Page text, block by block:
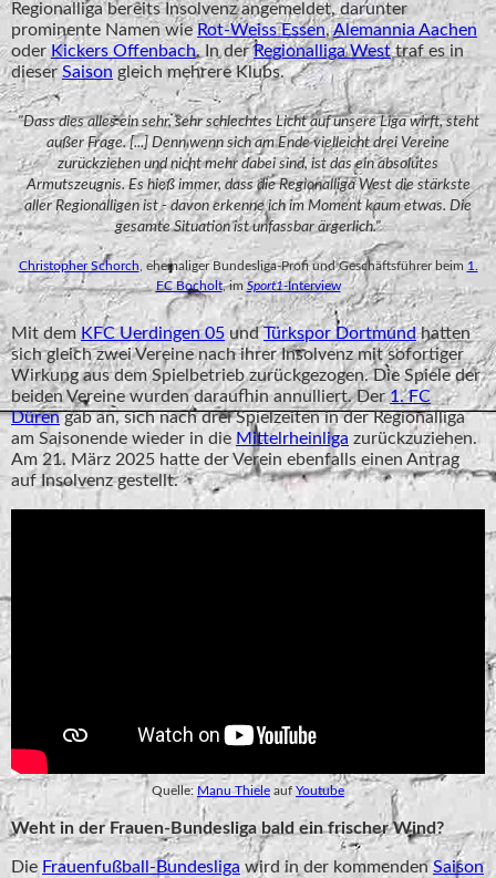
Regionalliga bereits Insolvenz angemeldet, darunter
prominente Namen wieRot-Weiss Essen,Alemannia Aachen
oder Kickers Offenbach. In derRegionalliga Westtraf es in
dieserSaison gleich mehrere Klubs.
"Dass dies alles ein sehr, sehr schlechtes Licht auf unsere Liga wirft, steht
außer Frage. [...] Denn wenn sich am Ende vielleicht drei Vereine
zurückziehen und nicht mehr dabei sind, ist das ein absolutes
Armutszeugnis. Es hieß immer, dass die Regionalliga West die stärkste
aller Regionalligen ist - davon erkenne ich im Moment kaum etwas. Die
gesamte Situation ist unfassbar ärgerlich."
Christopher Schorch, ehemaliger Bundesliga-Profi und Geschäftsführer beim 1.
FC Bocholt, imSport1-Interview
Mit dem KFC Uerdingen 05 undTürkspor Dortmundhatten
sich gleich zwei Vereine nach ihrer Insolvenz mit sofortiger
Wirkung aus dem Spielbetrieb zurückgezogen. Die Spiele der
beiden Vereine wurden daraufhin annulliert. Der1. FC
Dürengab an, sich nach drei Spielzeiten in der Regionalliga
am Saisonende wieder in die Mittelrheinliga zurückzuziehen.
Am 21. März 2025 hatte der Verein ebenfalls einen Antrag
auf Insolvenz gestellt.
Quelle: Manu Thiele auf Youtube
Weht in der Frauen-Bundesliga bald ein frischer Wind?
Die Frauenfußball-Bundesligawird in der kommendenSaison